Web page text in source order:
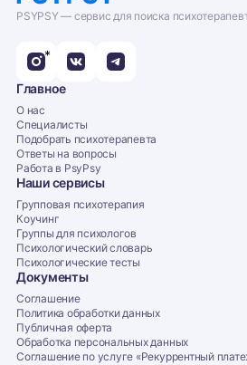
PSYPSY — сервис для поиска
*
Главное
О нас
Специалисты
Подобрать психотерапевта
Ответы на вопросы
Работа в PsyPsy
Наши сервисы
Групповая психотерапия
Коучинг
Группы для психологов
Психологический словарь
Психологические тесты
Документы
Соглашение
Политика обработки данных
Публичная оферта
Обработка персональных данных
Соглашение по услуге «Рекуррентный